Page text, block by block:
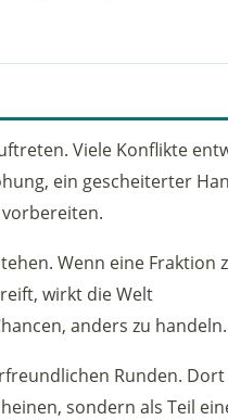
Viele Konflikte
ein gescheiterter
Wenn eine Fraktion
wirkt die Welt
anders zu handeln.
Runden.
sondern als Teil